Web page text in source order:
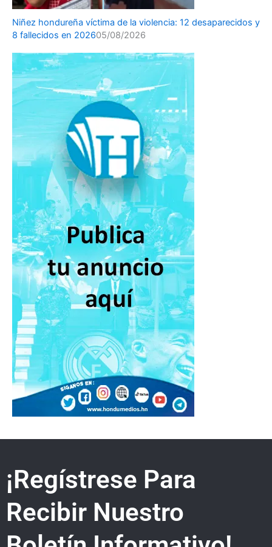
Niñez hondureña víctima de la violencia: 12 desaparecidos y
8 fallecidos en 202605/08/2026
¡Regístrese Para
Recibir Nuestro